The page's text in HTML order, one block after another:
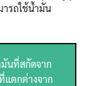
รถใช้น้ำมัน
นที่สกัดจาก
ตกต่างจาก